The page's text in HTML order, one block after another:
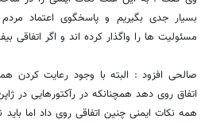
بسیار جدی بگیریم و پاسخگوی اعتماد مردم
مسئولیت ها را واگذار کرده اند و اگر اتفاقی
صالحی افزود : البته با وجود رعایت کردن
اتفاق روی دهد همچنانکه در رآکتورهایی در
همه نکات ایمنی چنین اتفاقی روی داد اما باید